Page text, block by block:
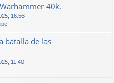
40k.
16:56
batalla de las
11:40